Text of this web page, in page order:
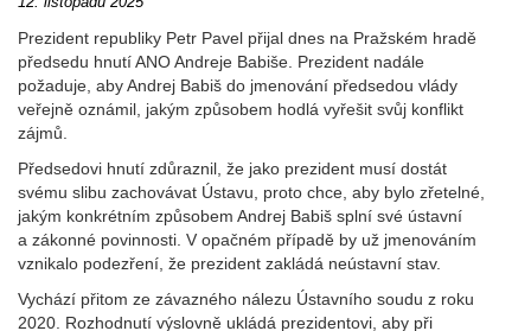
Prezident republiky Petr Pavel přijal dnes na Pražském hradě
předsedu hnutí ANO Andreje Babiše. Prezident nadále
požaduje, aby Andrej Babiš do jmenování předsedou vlády
veřejně oznámil, jakým způsobem hodlá vyřešit svůj konflikt
zájmů.
Předsedovi hnutí zdůraznil, že jako prezident musí dostát
svému slibu zachovávat Ústavu, proto chce, aby bylo zřetelné,
jakým konkrétním způsobem Andrej Babiš splní své ústavní
a zákonné povinnosti. V opačném případě by už jmenováním
vznikalo podezření, že prezident zakládá neústavní stav.
Vychází přitom ze závazného nálezu Ústavního soudu z roku
2020. Rozhodnutí výslovně ukládá prezidentovi, aby při